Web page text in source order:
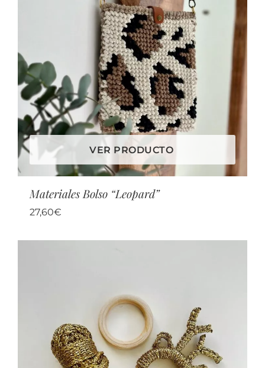
VER PRODUCTO
Materiales Bolso “Leopard”
27,60€